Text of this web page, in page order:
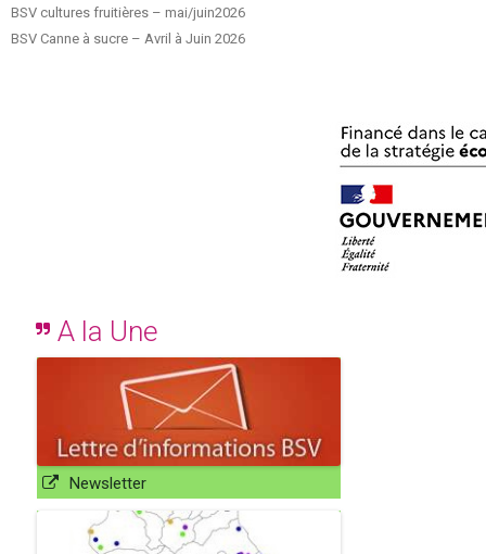
BSV cultures fruitières – mai/juin2026
BSV Canne à sucre – Avril à Juin 2026
A la Une
Newsletter